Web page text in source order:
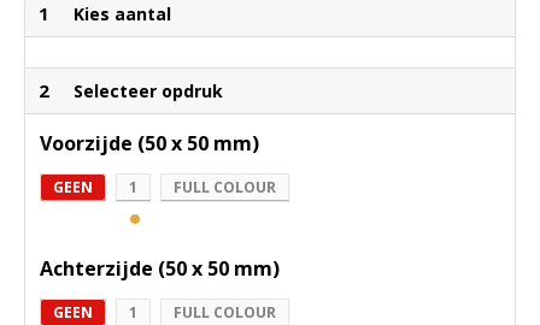
1 Kies aantal
2 Selecteer opdruk
Voorzijde (50 x 50 mm)
GEEN 1 FULL COLOUR
Achterzijde (50 x 50 mm)
GEEN 1 FULL COLOUR